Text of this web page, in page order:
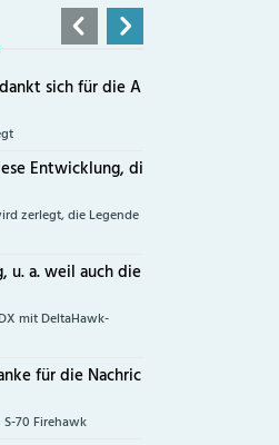
sich für die A
Entwicklung, di
zerlegt, die Legende
u. a. weil auch die
mit DeltaHawk-
für die Nachric
70 Firehawk